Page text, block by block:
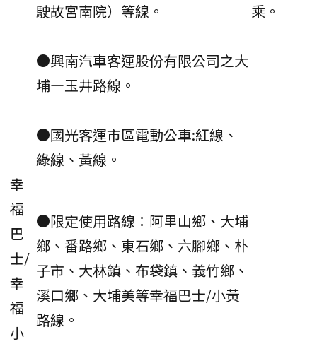
駛故宮南院）等線。
●興南汽車客運股份有限公司之大
埔—玉井路線。
●國光客運市區電動公車:紅線、
綠線、黃線。
乘。
幸
福
巴
士/
幸
福
小
●限定使用路線：阿里山鄉、大埔
鄉、番路鄉、東石鄉、六腳鄉、朴
子市、大林鎮、布袋鎮、義竹鄉、
溪口鄉、大埔美等幸福巴士/小黃
路線。